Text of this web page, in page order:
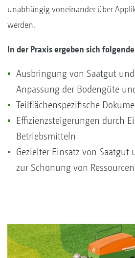
unabhängig voneinander über
werden.
In der Praxis ergeben sich
Ausbringung von Saatgut
Anpassung der Bodengüte
Teilflächenspezifische
Effizienzsteigerungen durch
Betriebsmitteln
Gezielter Einsatz von
zur Schonung von